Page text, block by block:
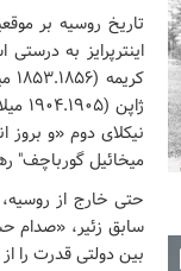
تاریخ روسیه بر
اینترپرایز به
نیکلای دوم «و
میخائیل گورباچف"
حتی خارج از
سابق زئیر، «صدام
بین دولتی قدرت را